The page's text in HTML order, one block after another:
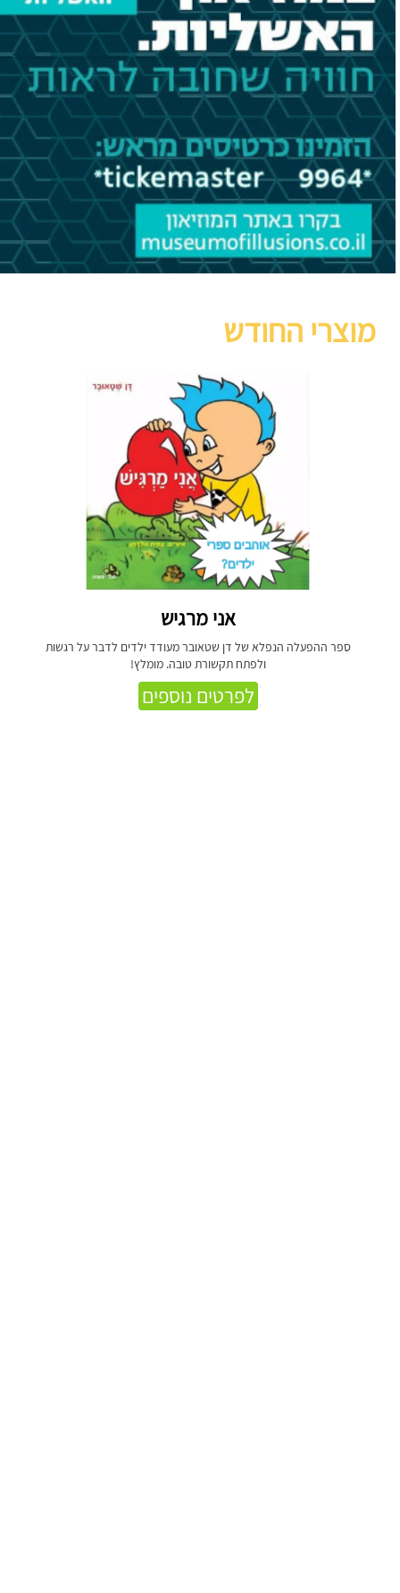
מוצרי החודש
אני מרגיש
ספר ההפעלה הנפלא של דן שטאובר מעודד ילדים לדבר על רגשות
ולפתח תקשורת טובה. מומלץ!
לפרטים נוספים